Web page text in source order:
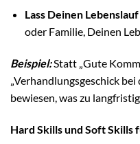
Lass Deinen
oder Familie, Deinen
Beispiel:Statt „Gute
„Verhandlungsgeschick
bewiesen, was zu
Hard Skills und Soft